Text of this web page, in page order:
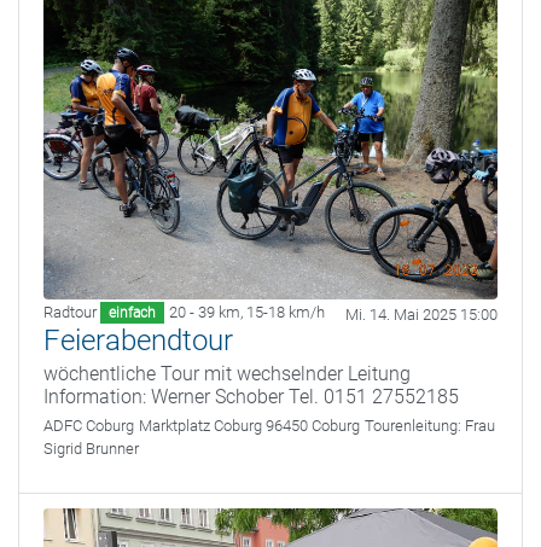
Radtour einfach 20 - 39 km, 15-18 km/h Mi. 14. Mai 2025 15:00
Feierabendtour
wöchentliche Tour mit wechselnder Leitung
Information: Werner Schober Tel. 0151 27552185
ADFC Coburg Marktplatz Coburg 96450 Coburg Tourenleitung: Frau
Sigrid Brunner